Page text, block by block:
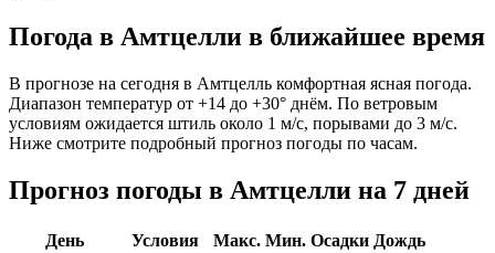
Погода в Амтцелли в ближайшее время
В прогнозе на сегодня в Амтцелль комфортная ясная погода.
Диапазон температур от +14 до +30° днём. По ветровым
условиям ожидается штиль около 1 м/с, порывами до 3 м/с.
Ниже смотрите подробный прогноз погоды по часам.
Прогноз погоды в Амтцелли на 7 дней
День Условия Макс. Мин. Осадки Дождь